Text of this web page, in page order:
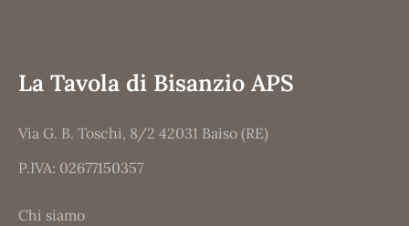
La Tavola di Bisanzio APS
Via G. B. Toschi, 8/2 42031 Baiso (RE)
P.IVA: 02677150357
Chi siamo